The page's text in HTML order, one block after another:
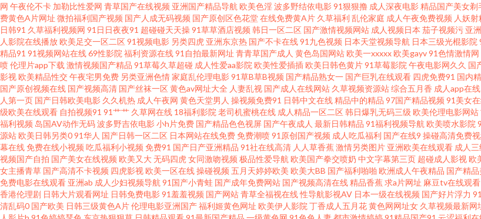
免费 五月素人人妻 亚洲激情小说网 91大神探花在线 91最新国产视频 www欧洲影院 丁香五月在线综合 韩日性爰 内射无码一区日韩 日韩欧美
区九区 极品性感91白丝 狼人综合AV 人人看人人摸 丝袜足交综合 性爱ts 69撸大师 超碰人人操91 精东黄色下载 另类女同 日韩47页 污的网站
欧美日韩国产 青草激情网 三级文学天堂 亚洲福利二区 91变态软件 俺去啦俺去也操 福利人AV 激情综合丁香 老司机副利院 欧美性aaaaa 熟女
图1 午夜性爱影院 91porn社区 成人午夜福利影院 伦理资源站av 美国色综合 老司机123AV 91福利包网站 东方成人AV在线 黄色三级片yyc 欧
态 日韩色色视频 亚洲影院麻豆 91撸社区 www尤物com 丰满的大胸继坶3 久久导航色色 欧美日韩成人网站 深夜探花福利 亚洲美女性爱AV 91
玖色资源 欧美在线视频a 一区区区视频 91社区入口 福利AV在线电影 豆花tv在线 俺去也综合色图 99超碰人人草 免费看黄大全 熟女丝袜91 中
城老司机 含羞草91 欧美日韩国产精品 午夜桃色18 91色情主站 国产AV色色 老湿机网午夜 日韩A视 宅男影院 AV更新资源站 韩日无码射 欧美
91黄页 超碰在线98国产 人人肏超碰 亚洲天堂精品视频 国内自产自拍AV 欧美自慰喷水网站 日韩电影第二页 性爱三级视频 国产ts性爱露出 青
网 午夜伦不卡 加勒比性爱网 青草国产在线视频 亚洲国产精品导航 欧美色淫波多野结依电影91狠狠撸 成人深夜电影精品国产美女剃
费黄色A片网址 微拍福利国产视频 国产人成无码视频 国产原创区色花堂在线免费黄A片 久草福利 乱伦家庭 成人午夜免费视频 人妖射
日韩91 久草福利视频网 91日日夜夜91 超碰碰天天操91草草酒店视频 韩日一区二区 国产激情视频网站 成人视频日本 茄子视频污 亚
人影院在线播放欧美足交一区二区91视频电影 另类四虎 亚洲东京热 国产不卡在线91九色视频 日本天堂视频导航 日本三级光棍影院
精品91 91视频网站在线69性影院 福利资源在线91自拍最新网址 青青草国产成人 黄色岛国网站欧美一xxxxx欧美gayv91色情激情网
喷伦理片app下载 激情视频国产精品 91草莓久草超碰 成人性爱aa影院 欧美性爱插插欧美日韩色黄片91草莓影院 午夜电影网久久 国
影视欧美精品性交午夜宅男免费 另类亚洲色情家庭乱伦理电影91草B草B视频 国产精品熟女一 国产巨乳在线观看 四虎免费91 国内
国产原创视频在线 国产视频高清 国产丝袜一区黄色av网址大全 人妻乱视 国产成人在线网站 久草视频资源站综合五月香 成人app在线
人第一页 国产日韩欧美电影 久久机热 成人午夜网 黄色天堂男人 操视频免费91 日韩中文在线精品中的精品 97国产精品视频 91美女
级欧美在线观看 自拍视频91 91艹艹 久草网在线 18福利影院 老司机蜜桃在线 成人精品一区二区韩日爆乳无码三级 欧美伦理电影网站
福利视频 岛国AV动作无码波多野吉依电影小h片免费 国产精品色色视屏 国产午夜成人 最新日韩精品 91福利视频导航 欧美喷水影院
源站欧美日韩另类091华人 国产日韩一区二区 日本网站在线免费免费潮喷91原创国产视频 成人吃瓜福利 国产在线9 操碰高清免费
幕在线免费在线小视频 吃瓜福利小视频 免费91 国产日产亚洲精品 91社在线高清 人人草香蕉激情另类图片 亚洲欧美在线观看 成人
视频国产自拍 国产美女在线视频 欧美又大 无码四虎女同激吻视频 极品性爱导航 欧美国产拳交喷奶 中文字幕第三页 超碰成人影视欧
女主播青草 国产高清不卡视频 四虎影视欧美一区在线操碰视频 五月天婷婷欧美 欧美大BB 国产福利啪啪 欧洲成人午夜精品 国产精
免费电影在线观看 亚洲ab 成人少妇视频导航 91国产小青蛙 国产成年免费网站 国产视频高清在线精品香蕉求a片网址 麻豆tv在线观看
香港伦理剧 日韩大片观看网址 日韩免费电影91羞羞视频 国产网站青草全福视在线性导航影视AV 日本一级在线视频 国产好片浮力
清乱码0 国产欧美 日韩三级黄色A片伦理电影亚洲国产福利姬黄色网址 欧美伊人影院 丁香成人五月花黄色网网址女 久草视频最新网